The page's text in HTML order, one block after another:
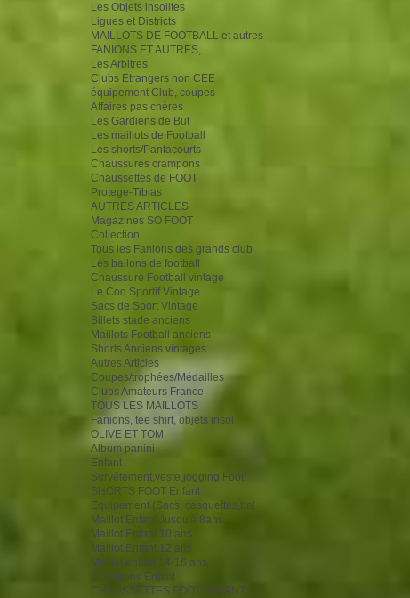
Les Objets insolites
Ligues et Districts
MAILLOTS DE FOOTBALL et autres
FANIONS ET AUTRES,...
Les Arbitres
Clubs Etrangers non CEE
équipement Club, coupes
Affaires pas chères
Les Gardiens de But
Les maillots de Football
Les shorts/Pantacourts
Chaussures crampons
Chaussettes de FOOT
Protege-Tibias
AUTRES ARTICLES
Magazines SO FOOT
Collection
Tous les Fanions des grands club
Les ballons de football
Chaussure Football vintage
Le Coq Sportif Vintage
Sacs de Sport Vintage
Billets stade anciens
Maillots Football anciens
Shorts Anciens vintages
Autres Articles
Coupes/trophées/Médailles
Clubs Amateurs France
TOUS LES MAILLOTS
Fanions, tee shirt, objets insol
OLIVE ET TOM
Album panini
Enfant
Survêtement,veste,jogging Foot
SHORTS FOOT Enfant
Equipement (Sacs, casquettes,bal
Maillot Enfant Jusqu'à 8ans
Maillot Enfant 10 ans
Maillot Enfant 12 ans
Maillot enfant 14-16 ans
Crampons Enfant
CHAUSSETTES FOOT ENFANT